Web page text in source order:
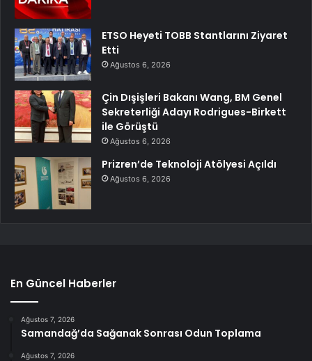
ETSO Heyeti TOBB Stantlarını Ziyaret
Etti
Ağustos 6, 2026
Çin Dışişleri Bakanı Wang, BM Genel
Sekreterliği Adayı Rodrigues-Birkett
ile Görüştü
Ağustos 6, 2026
Prizren’de Teknoloji Atölyesi Açıldı
Ağustos 6, 2026
En Güncel Haberler
Ağustos 7, 2026
Samandağ’da Sağanak Sonrası Odun Toplama
Ağustos 7, 2026